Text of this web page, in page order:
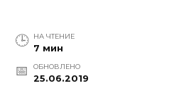
НА ЧТЕНИЕ
7 мин
ОБНОВЛЕНО
25.06.2019